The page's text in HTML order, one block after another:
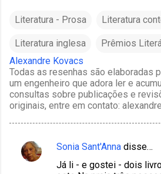
Literatura - Prosa Literatura
Literatura inglesa
Prêmios
Alexandre Kovacs
Todas as resenhas são elaboradas
um engenheiro que adora ler e
consultas sobre publicações e
originais, entre em contato:
C
Sonia Sant'Anna disse…
Já li - e gostei - dois